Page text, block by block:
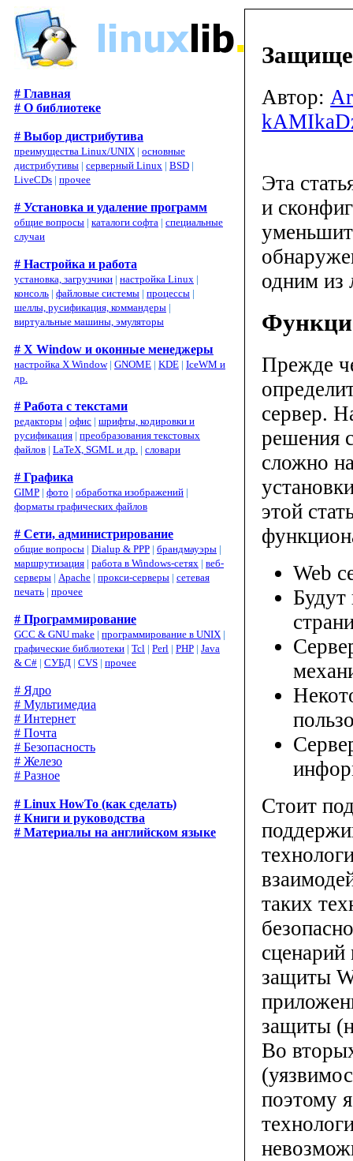
# Главная
# О библиотеке
# Выбор дистрибутива
преимущества Linux/UNIX | основные
дистрибутивы | серверный Linux | BSD |
LiveCDs | прочее
# Установка и удаление программ
общие вопросы | каталоги софта | специальные
случаи
# Настройка и работа
установка, загрузчики | настройка Linux |
консоль | файловые системы | процессы |
шеллы, русификация, коммандеры |
виртуальные машины, эмуляторы
# X Window и оконные менеджеры
настройка X Window| GNOME | KDE | IceWM и
др.
# Работа с текстами
редакторы | офис | шрифты, кодировки и
русификация | преобразования текстовых
файлов | LaTeX, SGML и др. | словари
# Графика
GIMP | фото | обработка изображений |
форматы графических файлов
# Сети, администрирование
общие вопросы | Dialup & PPP | брандмауэры |
маршрутизация | работа в Windows-сетях | веб-
серверы | Apache | прокси-серверы | сетевая
печать | прочее
# Программирование
GCC & GNU make | программирование в UNIX |
графические библиотеки | Tcl | Perl | PHP | Java
& C# | СУБД | CVS | прочее
# Ядро
# Мультимедиа
# Интернет
# Почта
# Безопасность
# Железо
# Разное
# Linux HowTo (как сделать)
# Книги и руководства
# Материалы на английском языке
Автор:
Эта
и
одним из
Прежде
сервер.
решения
сложно
этой
Web
Будут
Стоит
таких
защиты
защиты
Во
поэтому